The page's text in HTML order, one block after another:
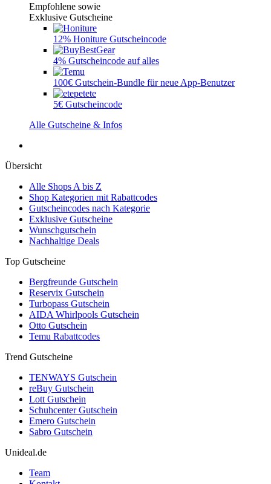
Empfohlene sowie
Exklusive Gutscheine
12% Honiture Gutscheincode
4% Gutscheincode auf alles
100€ Gutschein-Bundle für neue App-Benutzer
5€ Gutscheincode
Alle Gutscheine & Infos
Übersicht
Alle Shops A bis Z
Shop Kategorien mit Rabattcodes
Gutscheincodes nach Kategorie
Exklusive Gutscheine
Wunschgutschein
Nachhaltige Deals
Top Gutscheine
Bergfreunde Gutschein
Reservix Gutschein
Turbopass Gutschein
AIDA Whirlpools Gutschein
Otto Gutschein
Temu Rabattcodes
Trend Gutscheine
TENWAYS Gutschein
reBuy Gutschein
Lott Gutschein
Schuhcenter Gutschein
Emero Gutschein
Sabro Gutschein
Unideal.de
Team